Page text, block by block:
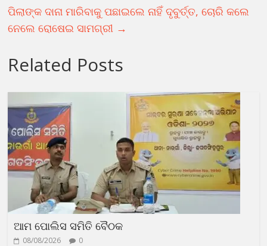
ପିଲାଙ୍କ ଦାନା ମାରିବାକୁ ପଛାଇଲେ ନାହିଁ ଦୃବୁର୍ତ୍ତ, ଚୋରି କଲେ
ନେଲେ ରୋଷେଇ ସାମଗ୍ରୀ →
Related Posts
ଆମ ପୋଲିସ ସମିତି ବୈଠକ
08/08/2026 0